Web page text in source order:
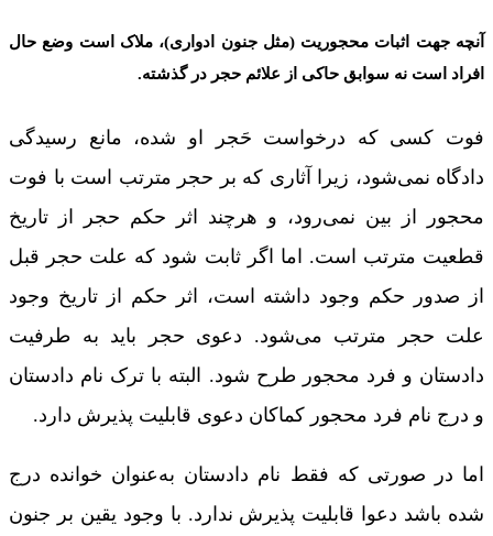
آنچه جهت اثبات محجوریت (مثل جنون ادواری)، ملاک است وضع حال
افراد است نه سوابق حاکی از علائم حجر در گذشته.
فوت کسی که درخواست حَجر او شده، مانع رسیدگی
دادگاه نمی‌شود، زیرا آثاری که بر حجر مترتب است با فوت
محجور از بین نمی‌رود، و هرچند اثر حکم حجر از تاریخ
قطعیت مترتب است. اما اگر ثابت شود که علت حجر قبل
از صدور حکم وجود داشته است، اثر حکم از تاریخ وجود
علت حجر مترتب می‌شود. دعوی حجر باید به‌ طرفیت
دادستان و فرد محجور طرح شود. البته با ترک نام دادستان
و درج نام فرد محجور کماکان دعوی قابلیت پذیرش دارد.
اما در صورتی‌ که فقط نام دادستان به‌عنوان خوانده درج‌
شده باشد دعوا قابلیت پذیرش ندارد. با وجود یقین بر جنون